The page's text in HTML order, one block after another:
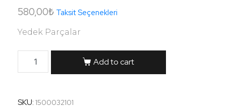
580,00₺ Taksit Seçenekleri
Yedek Parçalar
Add to cart
SKU: 1500032101